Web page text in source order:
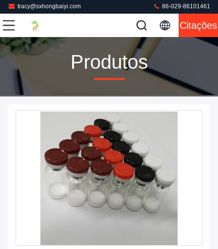
tracy@sxhongbaiyi.com 86-029-86101461
Citações
Produtos